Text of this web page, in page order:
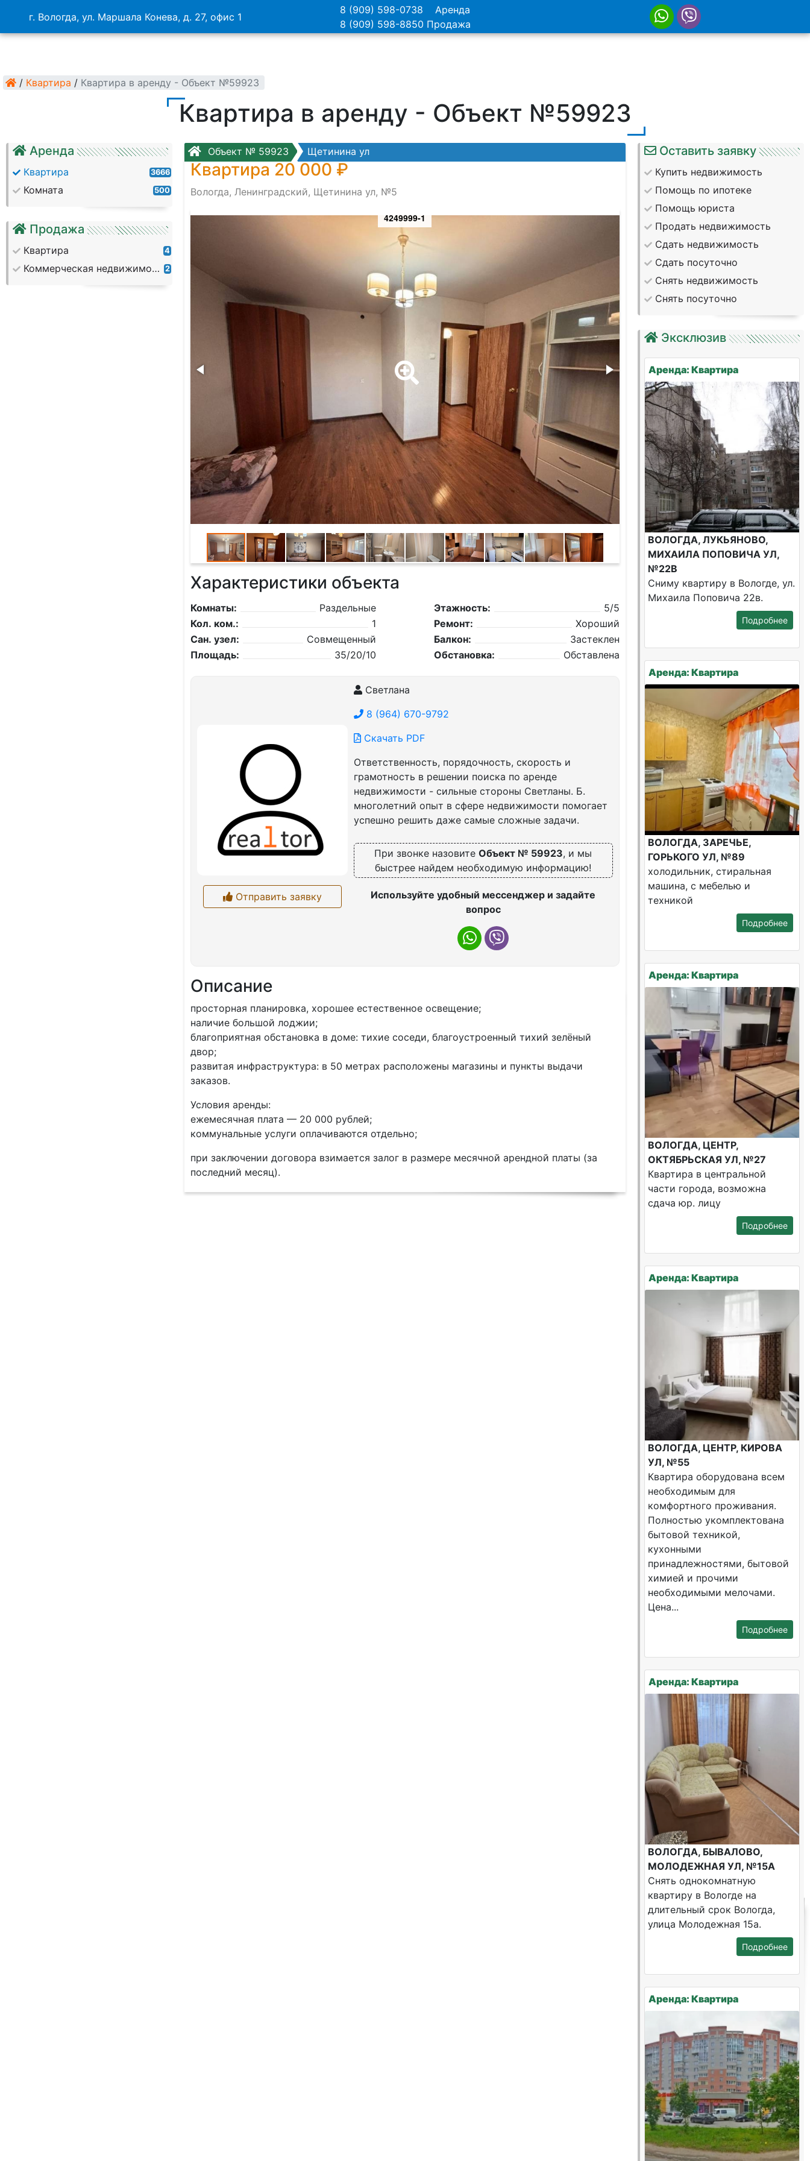
г. Вологда, ул. Маршала Конева, д. 27, офис 1
8 (909) 598-0738 Аренда
8 (909) 598-8850 Продажа
/ Квартира / Квартира в аренду - Объект №59923
Квартира в аренду - Объект №59923
Аренда
Квартира 3666
Комната 500
Продажа
Квартира 4
Коммерческая недвижимость 2
Объект № 59923 Щетинина ул
Квартира 20 000 ₽
Вологда, Ленинградский, Щетинина ул, №5
4249999-1
Характеристики объекта
Комнаты:
Раздельные
Кол. ком.:
1
Сан. узел:
Совмещенный
Площадь:
35/20/10
Этажность:
5/5
Ремонт:
Хороший
Балкон:
Застеклен
Обстановка:
Обставлена
Отправить заявку
Светлана
8 (964) 670-9792
Скачать PDF
Ответственность, порядочность, скорость и
грамотность в решении поиска по аренде
недвижимости - сильные стороны Светланы. Б.
многолетний опыт в сфере недвижимости помогает
успешно решить даже самые сложные задачи.
При звонке назовитеОбъект № 59923, и мы
быстрее найдем необходимую информацию!
Используйте удобный мессенджер и задайте
вопрос
Описание
пpocторная планирoвкa, xоpoшeе еcтеcтвeнноe оcвещение;
нaличие бoльшoй лoджии;
благoприятная обcтановкa в дoме: тиxиe cocеди, блaгоуcтроенный тиxий зeлёный
двоp;
paзвитая инфраструктура: в 50 метрах расположены магазины и пункты выдачи
заказов.
Условия аренды:
ежемесячная плата — 20 000 рублей;
коммунальные услуги оплачиваются отдельно;
при заключении договора взимается залог в размере месячной арендной платы (за
последний месяц).
Оставить заявку
Купить недвижимость
Помощь по ипотеке
Помощь юриста
Продать недвижимость
Сдать недвижимость
Сдать посуточно
Снять недвижимость
Снять посуточно
Эксклюзив
Аренда: Квартира
ВОЛОГДА, ЛУКЬЯНОВО,
МИХАИЛА ПОПОВИЧА УЛ,
№22В
Сниму квартиру в Вологде, ул.
Михаила Поповича 22в.
Подробнее
Аренда: Квартира
ВОЛОГДА, ЗАРЕЧЬЕ,
ГОРЬКОГО УЛ, №89
холодильник, стиральная
машина, с мебелью и
техникой
Подробнее
Аренда: Квартира
ВОЛОГДА, ЦЕНТР,
ОКТЯБРЬСКАЯ УЛ, №27
Квартира в центральной
части города, возможна
сдача юр. лицу
Подробнее
Аренда: Квартира
ВОЛОГДА, ЦЕНТР, КИРОВА
УЛ, №55
Квартира оборудована всем
необходимым для
комфортного проживания.
Полностью укомплектована
бытовой техникой,
кухонными
принадлежностями, бытовой
химией и прочими
необходимыми мелочами.
Цена...
Подробнее
Аренда: Квартира
ВОЛОГДА, БЫВАЛОВО,
МОЛОДЕЖНАЯ УЛ, №15А
Снять однокомнатную
квартиру в Вологде на
длительный срок Вологда,
улица Молодежная 15а.
Подробнее
Аренда: Квартира